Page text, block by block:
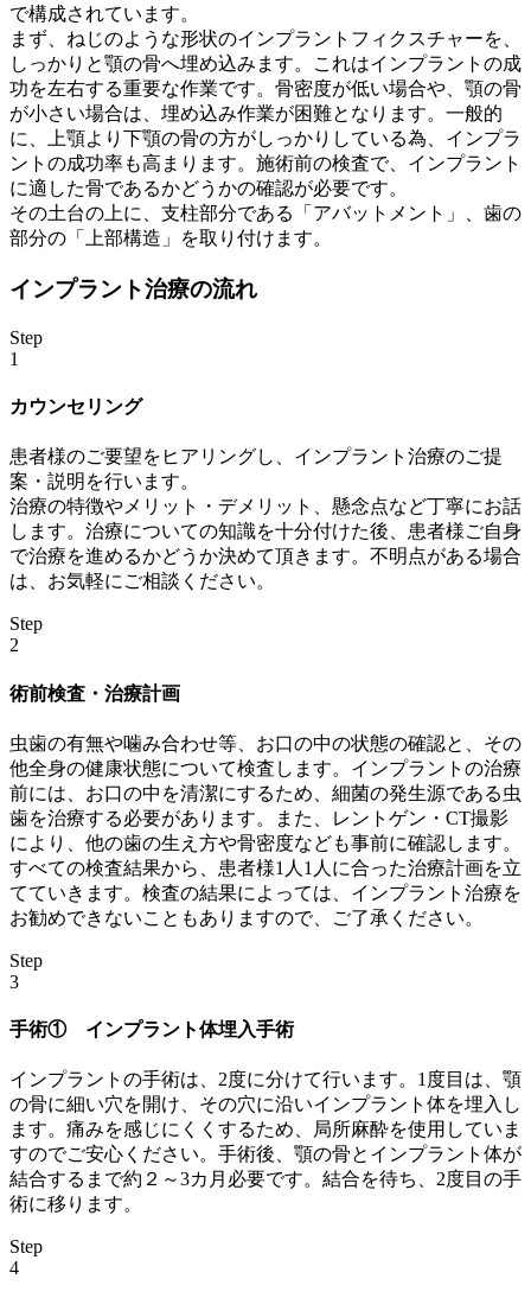
で構成されています。
まず、ねじのような形状のインプラントフィクスチャーを、
しっかりと顎の骨へ埋め込みます。これはインプラントの成
功を左右する重要な作業です。骨密度が低い場合や、顎の骨
が小さい場合は、埋め込み作業が困難となります。一般的
に、上顎より下顎の骨の方がしっかりしている為、インプラ
ントの成功率も高まります。施術前の検査で、インプラント
に適した骨であるかどうかの確認が必要です。
その土台の上に、支柱部分である「アバットメント」、歯の
部分の「上部構造」を取り付けます。
インプラント治療の流れ
Step
1
カウンセリング
患者様のご要望をヒアリングし、インプラント治療のご提
案・説明を行います。
治療の特徴やメリット・デメリット、懸念点など丁寧にお話
します。治療についての知識を十分付けた後、患者様ご自身
で治療を進めるかどうか決めて頂きます。不明点がある場合
は、お気軽にご相談ください。
Step
2
術前検査・治療計画
虫歯の有無や噛み合わせ等、お口の中の状態の確認と、その
他全身の健康状態について検査します。インプラントの治療
前には、お口の中を清潔にするため、細菌の発生源である虫
歯を治療する必要があります。また、レントゲン・CT撮影
により、他の歯の生え方や骨密度なども事前に確認します。
すべての検査結果から、患者様1人1人に合った治療計画を立
てていきます。検査の結果によっては、インプラント治療を
お勧めできないこともありますので、ご了承ください。
Step
3
手術① インプラント体埋入手術
インプラントの手術は、2度に分けて行います。1度目は、顎
の骨に細い穴を開け、その穴に沿いインプラント体を埋入し
ます。痛みを感じにくくするため、局所麻酔を使用していま
すのでご安心ください。手術後、顎の骨とインプラント体が
結合するまで約２～3カ月必要です。結合を待ち、2度目の手
術に移ります。
Step
4